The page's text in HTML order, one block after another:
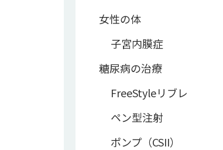
女性の体
子宮内膜症
糖尿病の治療
FreeStyleリブレ
ペン型注射
ポンプ（CSII）